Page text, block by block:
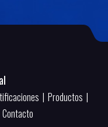
| Productos |
Contacto